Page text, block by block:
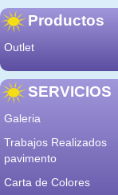
Productos
Outlet
SERVICIOS
Galeria
Trabajos Realizados
pavimento
Carta de Colores